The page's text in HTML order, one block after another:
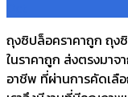
ถุงซิปล็อคราคาถูก ถุง
ในราคาถูก ส่งตรงมา
อาชีพ ที่ผ่านการคัดเลื